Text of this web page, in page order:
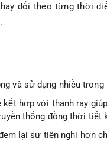
đổi theo từng thời
.
và sử dụng nhiều
hợp với thanh ray
thống đồng thời
lại sự tiện nghi hơn